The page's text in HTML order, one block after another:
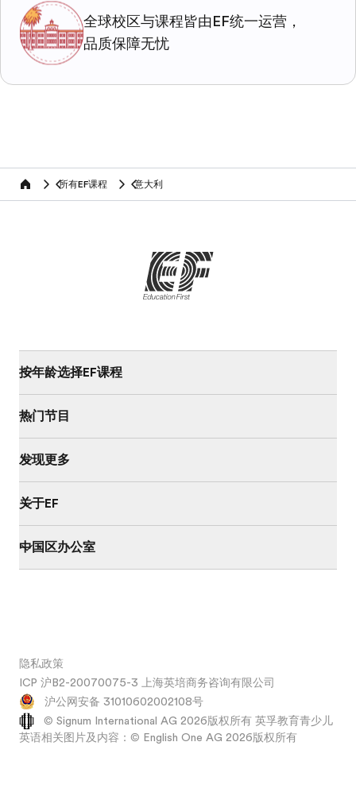
全球校区与课程皆由EF统一运营，
品质保障无忧
home 所有EF课程 意大利
按年龄选择EF课程
热门节目
发现更多
关于EF
中国区办公室
隐私政策
ICP 沪B2-20070075-3 上海英培商务咨询有限公司
沪公网安备 31010602002108号
© Signum International AG 2026版权所有 英孚教育青少儿
英语相关图片及内容：© English One AG 2026版权所有